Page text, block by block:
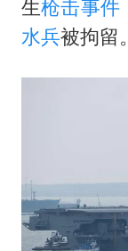
生枪击事件
水兵被拘留。